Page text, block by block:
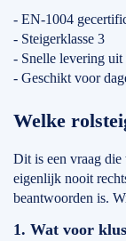
- EN-1004
- Steigerklasse 3
- Snelle levering uit
- Geschikt voor
Welke
Dit is een vraag
eigenlijk nooit
beantwoorden is.
1. Wat voor